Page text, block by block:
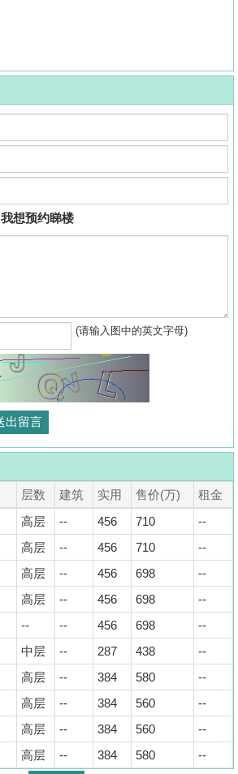
我想预约睇楼
(请输入图中的英文字母)
层数 建筑 实用 售价(万)
租金
高层 -- 456 710
--
高层 -- 456 710
--
高层 -- 456 698
--
高层 -- 456 698
--
-- -- 456 698
--
中层 -- 287 438
--
高层 -- 384 580
--
高层 -- 384 560
--
高层 -- 384 560
--
高层 -- 384 580 --